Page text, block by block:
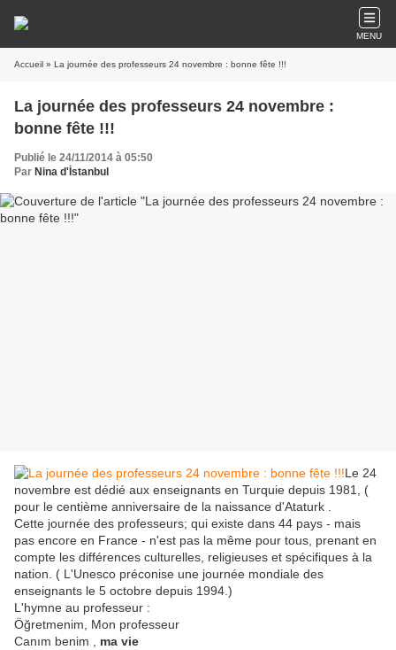
MENU
Accueil » La journée des professeurs 24 novembre : bonne fête !!!
La journée des professeurs 24 novembre :
bonne fête !!!
Publié le 24/11/2014 à 05:50
Par Nina d'İstanbul
Le 24
novembre est dédié aux enseignants en Turquie depuis 1981, (
pour le centième anniversaire de la naissance d'Ataturk .
Cette journée des professeurs; qui existe dans 44 pays - mais
pas encore en France - n'est pas la même pour tous, prenant en
compte les différences culturelles, religieuses et spécifiques à la
nation. ( L'Unesco préconise une journée mondiale des
enseignants le 5 octobre depuis 1994.)
L'hymne au professeur :
Öğretmenim, Mon professeur
Canım benim , ma vie